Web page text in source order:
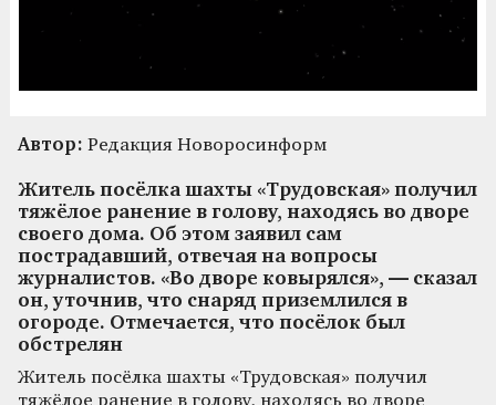
Автор: Редакция Новоросинформ
Житель посёлка шахты «Трудовская» получил
тяжёлое ранение в голову, находясь во дворе
своего дома. Об этом заявил сам
пострадавший, отвечая на вопросы
журналистов. «Во дворе ковырялся», — сказал
он, уточнив, что снаряд приземлился в
огороде. Отмечается, что посёлок был
обстрелян
Житель посёлка шахты «Трудовская» получил
тяжёлое ранение в голову, находясь во дворе